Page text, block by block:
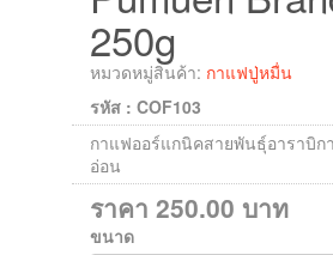
250g
หมวดหมู่สินค้า: กาแฟปู่หมื่น
รหัส : COF103
กาแฟออร์แกนิคสายพันธุ์อาราบิก
อ่อน
ราคา 250.00 บาท
ขนาด